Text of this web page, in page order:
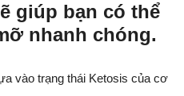
giúp bạn có thể
nhanh chóng.
vào trạng thái Ketosis của cơ